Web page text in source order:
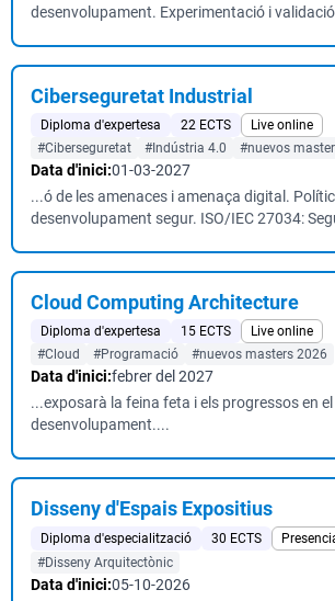
desenvolupament. Experimentació i
Ciberseguretat Industrial
Diploma d'expertesa 22 ECTS
Live online
#Ciberseguretat
#Indústria 4.0 #nuevos
Data d'inici:01-03-2027
...ó de les amenaces i amenaça digital.
desenvolupament segur. ISO/IEC 27034:
Cloud Computing Architecture
Diploma d'expertesa 15 ECTS
Live online
#Cloud
#Programació #nuevos masters 2026
Data d'inici:febrer del 2027
...exposarà la feina feta i els progressos en el
desenvolupament....
Disseny d'Espais Expositius
Diploma d'especialització 30 ECTS
#Disseny Arquitectònic
Data d'inici:05-10-2026